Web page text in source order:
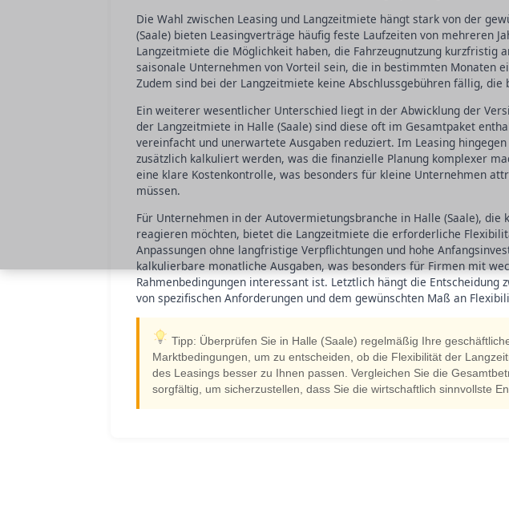
Die Wahl zwischen Leasing und Langzeitmiete hängt stark von der
(Saale) bieten Leasingverträge häufig feste Laufzeiten von mehreren
Langzeitmiete die Möglichkeit haben, die Fahrzeugnutzung kurzfristig
saisonale Unternehmen von Vorteil sein, die in bestimmten Monaten
Zudem sind bei der Langzeitmiete keine Abschlussgebühren fällig,
Ein weiterer wesentlicher Unterschied liegt in der Abwicklung der
der Langzeitmiete in Halle (Saale) sind diese oft im Gesamtpaket
vereinfacht und unerwartete Ausgaben reduziert. Im Leasing
zusätzlich kalkuliert werden, was die finanzielle Planung komplexer
eine klare Kostenkontrolle, was besonders für kleine Unternehmen
müssen.
Für Unternehmen in der Autovermietungsbranche in Halle (Saale),
reagieren möchten, bietet die Langzeitmiete die erforderliche
Anpassungen ohne langfristige Verpflichtungen und hohe
kalkulierbare monatliche Ausgaben, was besonders für Firmen mit
Rahmenbedingungen interessant ist. Letztlich hängt die Entscheidung
von spezifischen Anforderungen und dem gewünschten Maß an
Tipp: Überprüfen Sie in Halle (Saale) regelmäßig Ihre
Marktbedingungen, um zu entscheiden, ob die Flexibilität der
des Leasings besser zu Ihnen passen. Vergleichen Sie die
sorgfältig, um sicherzustellen, dass Sie die wirtschaftlich sinnvollste